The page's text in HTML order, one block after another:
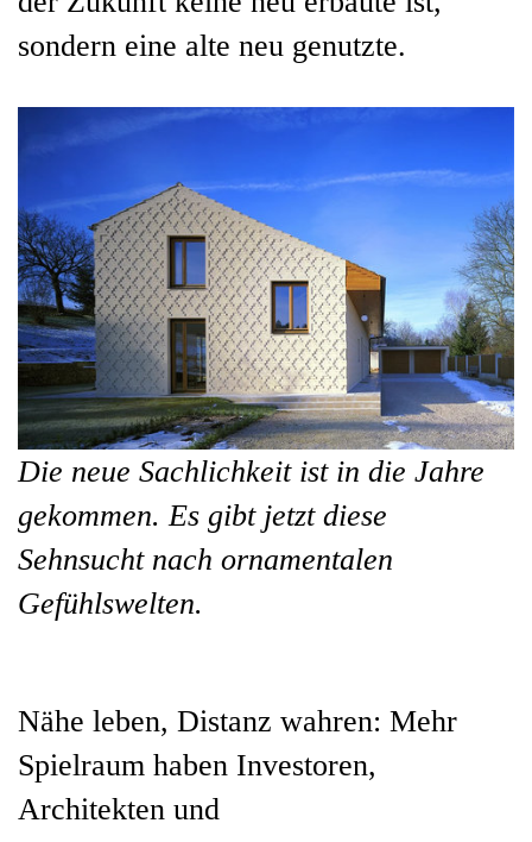
sondern eine alte neu genutzte.
Die neue Sachlichkeit ist in die Jahre
gekommen. Es gibt jetzt diese
Sehnsucht nach ornamentalen
Gefühlswelten.
Nähe leben, Distanz wahren: Mehr
Spielraum haben Investoren,
Architekten und